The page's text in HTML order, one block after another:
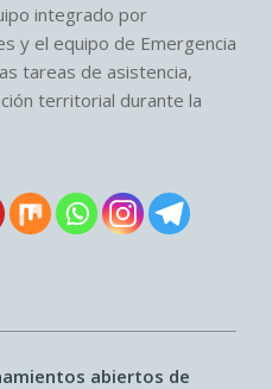
integrado por
y el equipo de Emergencia
tareas de asistencia,
territorial durante la
abiertos de